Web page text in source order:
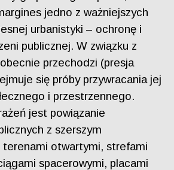
jedno z ważniejszych
urbanistyki – ochronę i
publicznej. W związku z
przechodzi (presja
się próby przywracania jej
i przestrzennego.
jest powiązanie
z szerszym
otwartymi, strefami
spacerowymi, placami